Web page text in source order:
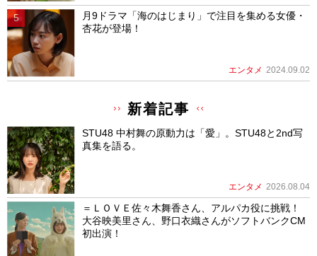
月9ドラマ「海のはじまり」で注目を集める女優・
杏花が登場！
エンタメ 2024.09.02
新着記事
STU48 中村舞の原動力は「愛」。STU48と2nd写
真集を語る。
エンタメ 2026.08.04
＝ＬＯＶＥ佐々木舞香さん、アルパカ役に挑戦！
大谷映美里さん、野口衣織さんがソフトバンクCM
初出演！